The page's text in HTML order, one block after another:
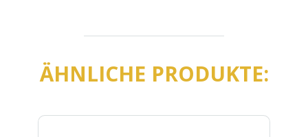
ÄHNLICHE PRODUKTE: